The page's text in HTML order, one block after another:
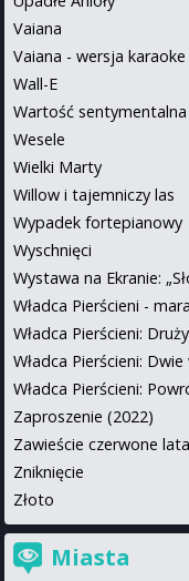
Vaiana
Vaiana - wersja karaoke
Wall-E
Wartość sentymentalna
Wesele
Wielki Marty
Willow i tajemniczy las
Wypadek fortepianowy
Wyschnięci
Wystawa na Ekranie:
Władca Pierścieni -
Władca Pierścieni:
Władca Pierścieni:
Władca Pierścieni:
Zaproszenie (2022)
Zawieście czerwone
Zniknięcie
Złoto
Miasta